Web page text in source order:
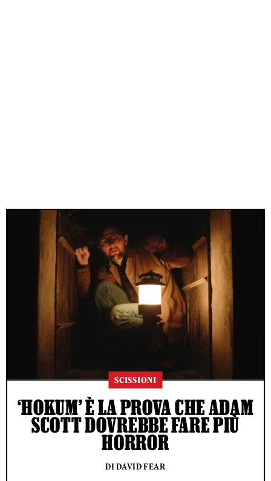
SCISSIONI
‘HOKUM’ È LA PROVA CHE ADAM
SCOTT DOVREBBE FARE PIÙ
HORROR
DI DAVID FEAR